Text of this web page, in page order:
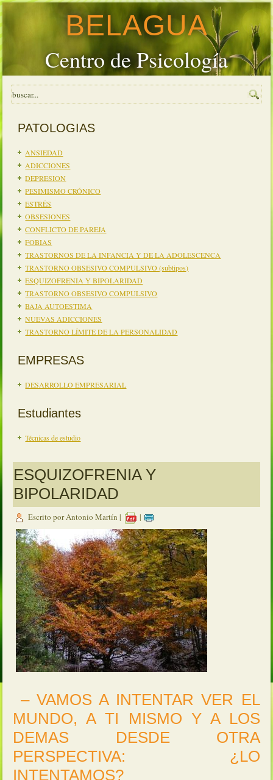
BELAGUA
Centro de Psicología
PATOLOGIAS
ANSIEDAD
ADICCIONES
DEPRESION
PESIMISMO CRÓNICO
ESTRÉS
OBSESIONES
CONFLICTO DE PAREJA
FOBIAS
TRASTORNOS DE LA INFANCIA Y DE LA ADOLESCENCA
TRASTORNO OBSESIVO COMPULSIVO (subtipos)
ESQUIZOFRENIA Y BIPOLARIDAD
TRASTORNO OBSESIVO COMPULSIVO
BAJA AUTOESTIMA
NUEVAS ADICCIONES
TRASTORNO LÍMITE DE LA PERSONALIDAD
EMPRESAS
DESARROLLO EMPRESARIAL
Estudiantes
Técnicas de estudio
ESQUIZOFRENIA Y
BIPOLARIDAD
Escrito por Antonio Martín | |
– VAMOS A INTENTAR VER EL
MUNDO, A TI MISMO Y A LOS
DEMAS DESDE OTRA
PERSPECTIVA: ¿LO
INTENTAMOS?